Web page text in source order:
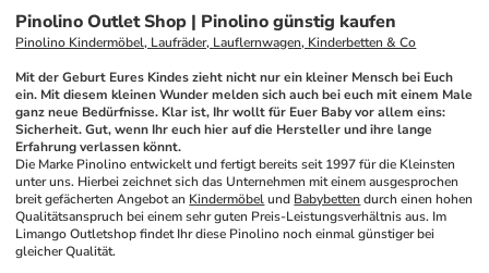
Pinolino Outlet Shop | Pinolino günstig kaufen
Pinolino Kindermöbel, Laufräder, Lauflernwagen, Kinderbetten & Co
Mit der Geburt Eures Kindes zieht nicht nur ein kleiner Mensch bei Euch
ein. Mit diesem kleinen Wunder melden sich auch bei euch mit einem Male
ganz neue Bedürfnisse. Klar ist, Ihr wollt für Euer Baby vor allem eins:
Sicherheit. Gut, wenn Ihr euch hier auf die Hersteller und ihre lange
Erfahrung verlassen könnt.
Die Marke Pinolino entwickelt und fertigt bereits seit 1997 für die Kleinsten
unter uns. Hierbei zeichnet sich das Unternehmen mit einem ausgesprochen
breit gefächerten Angebot an Kindermöbel und Babybetten durch einen hohen
Qualitätsanspruch bei einem sehr guten Preis-Leistungsverhältnis aus. Im
Limango Outletshop findet Ihr diese Pinolino noch einmal günstiger bei
gleicher Qualität.